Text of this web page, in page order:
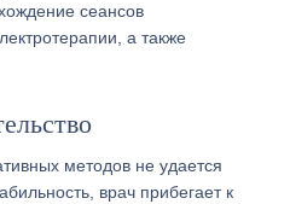
сеансов
а также